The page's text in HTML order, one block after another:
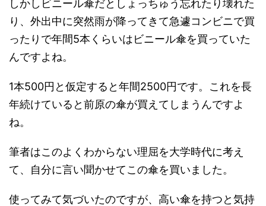
しかしビニール傘だとしょっちゅう忘れたり壊れた
り、外出中に突然雨が降ってきて急遽コンビニで買
ったりで年間5本くらいはビニール傘を買っていた
んですよね。
1本500円と仮定すると年間2500円です。これを長
年続けていると前原の傘が買えてしまうんですよ
ね。
筆者はこのよくわからない理屈を大学時代に考え
て、自分に言い聞かせてこの傘を買いました。
使ってみて気づいたのですが、高い傘を持つと気持